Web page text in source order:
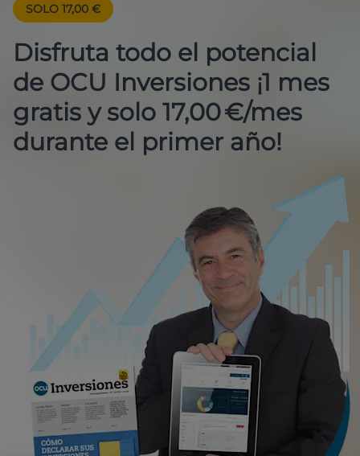
SOLO 17,00 €
Disfruta todo el potencial
de OCU Inversiones ¡1 mes
gratis y solo 17,00 €/mes
durante el primer año!